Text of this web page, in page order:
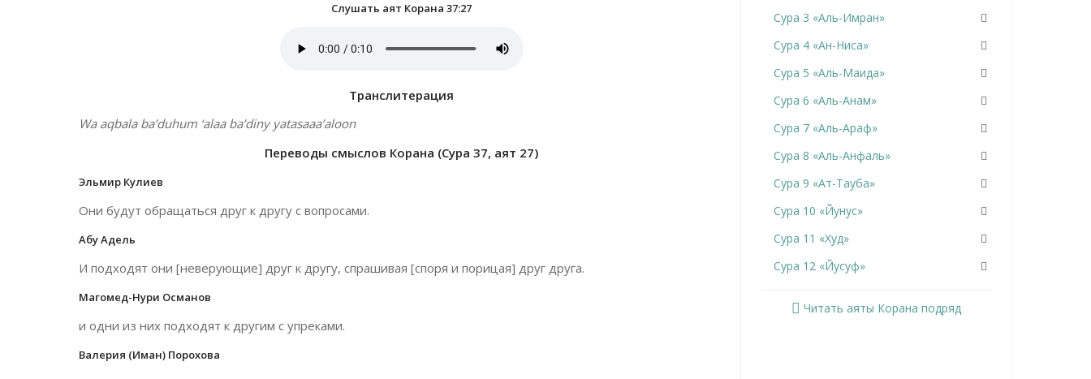
Слушать аят Корана 37:27
Транслитерация
Wa aqbala ba’duhum ‘alaa ba’diny yatasaaa’aloon
Переводы смыслов Корана (Сура 37, аят 27)
Эльмир Кулиев
Они будут обращаться друг к другу с вопросами.
Абу Адель
И подходят они [неверующие] друг к другу, спрашивая [споря и порицая] друг друга.
Магомед-Нури Османов
и одни из них подходят к другим с упреками.
Валерия (Иман) Порохова
Сура 3 «Аль-Имран»
Сура 4 «Ан-Ниса»
Сура 5 «Аль-Маида»
Сура 6 «Аль-Анам»
Сура 7 «Аль-Араф»
Сура 8 «Аль-Анфаль»
Сура 9 «Ат-Тауба»
Сура 10 «Йунус»
Сура 11 «Худ»
Сура 12 «Йусуф»
Читать аяты Корана подряд